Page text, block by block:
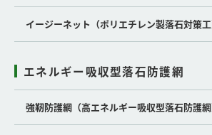
イージーネット（ポリエチレン製落石対策工
エネルギー吸収型落石防護網
強靭防護網（高エネルギー吸収型落石防護網